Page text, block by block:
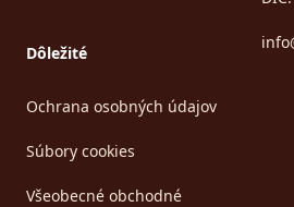
Dôležité
Ochrana osobných údajov
Súbory cookies
Všeobecné obchodné